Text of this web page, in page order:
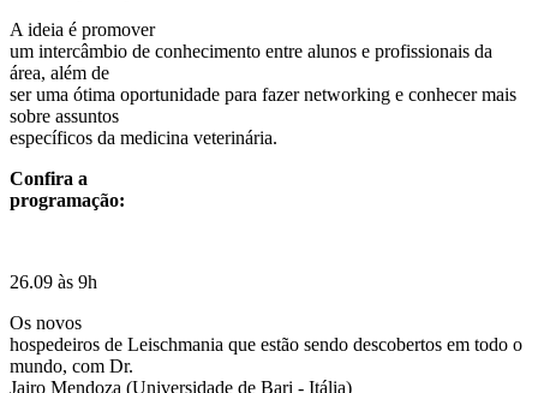
A ideia é promover
um intercâmbio de conhecimento entre alunos e profissionais da
área, além de
ser uma ótima oportunidade para fazer networking e conhecer mais
sobre assuntos
específicos da medicina veterinária.
Confira a
programação:
26.09 às 9h
Os novos
hospedeiros de Leischmania que estão sendo descobertos em todo o
mundo, com Dr.
Jairo Mendoza (Universidade de Bari - Itália)